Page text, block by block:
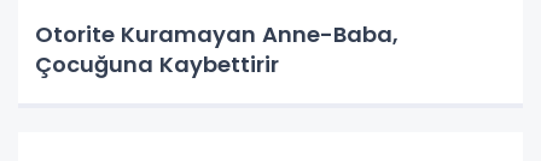
Otorite Kuramayan Anne-Baba,
Çocuğuna Kaybettirir